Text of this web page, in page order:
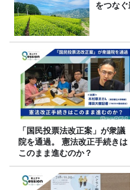
をつな
「国民投票法改正案」が衆議
院を通過。 憲法改正手続きは
このまま進むのか？